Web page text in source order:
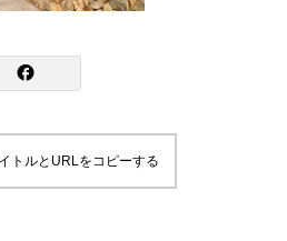
トルとURLをコピーする